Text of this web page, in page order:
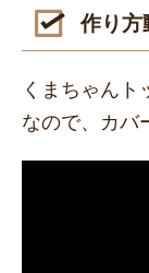
作り方
くまちゃんト
なので、カバ